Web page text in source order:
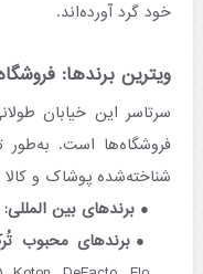
خود گرد آورده‌اند.
ویترین برندها:
سرتاسر این خیابان
فروشگاه‌ها است. به‌طور
شناخته‌شده پوشاک و
برندهای بین المللی:
برندهای محبوب